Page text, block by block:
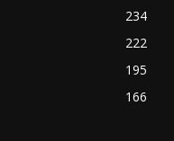
234
222
195
166